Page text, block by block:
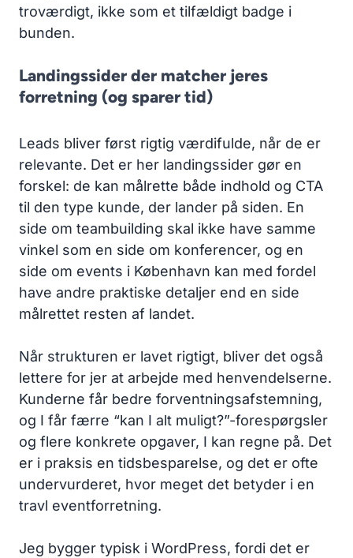
troværdigt, ikke som et tilfældigt badge i
bunden.
Landingssider der matcher jeres
forretning (og sparer tid)
Leads bliver først rigtig værdifulde, når de er
relevante. Det er her landingssider gør en
forskel: de kan målrette både indhold og CTA
til den type kunde, der lander på siden. En
side om teambuilding skal ikke have samme
vinkel som en side om konferencer, og en
side om events i København kan med fordel
have andre praktiske detaljer end en side
målrettet resten af landet.
Når strukturen er lavet rigtigt, bliver det også
lettere for jer at arbejde med henvendelserne.
Kunderne får bedre forventningsafstemning,
og I får færre “kan I alt muligt?”-forespørgsler
og flere konkrete opgaver, I kan regne på. Det
er i praksis en tidsbesparelse, og det er ofte
undervurderet, hvor meget det betyder i en
travl eventforretning.
Jeg bygger typisk i WordPress, fordi det er